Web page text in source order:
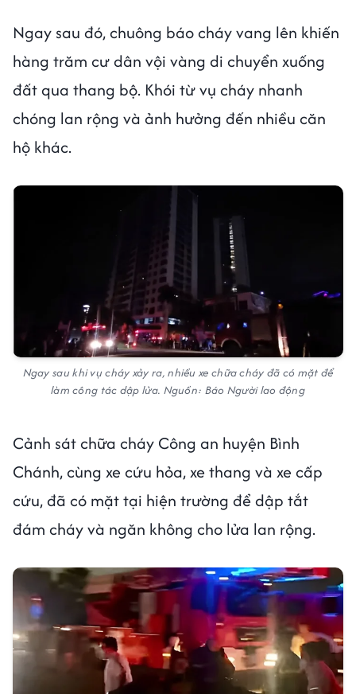
Ngay sau đó, chuông báo cháy vang lên khiến
hàng trăm cư dân vội vàng di chuyển xuống
đất qua thang bộ. Khói từ vụ cháy nhanh
chóng lan rộng và ảnh hưởng đến nhiều căn
hộ khác.
Ngay sau khi vụ cháy xảy ra, nhiều xe chữa cháy đã có mặt để
làm công tác dập lửa. Nguồn: Báo Người lao động
Cảnh sát chữa cháy Công an huyện Bình
Chánh, cùng xe cứu hỏa, xe thang và xe cấp
cứu, đã có mặt tại hiện trường để dập tắt
đám cháy và ngăn không cho lửa lan rộng.